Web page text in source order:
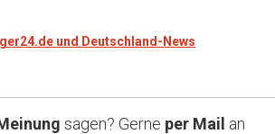
und Deutschland-News
sagen? Gerne per Mail an